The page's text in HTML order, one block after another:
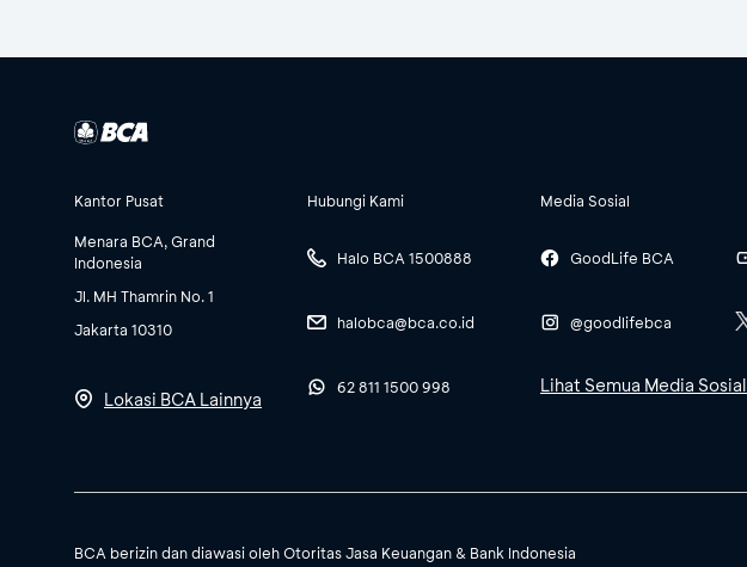
Kantor Pusat
Menara BCA, Grand
Indonesia
Jl. MH Thamrin No. 1
Jakarta 10310
Lokasi BCA Lainnya
Hubungi Kami
Halo BCA 1500888
halobca@bca.co.id
62 811 1500 998
Media Sosial
GoodLife BCA
@goodlifebca
Lihat Semua Media Sosial
BCA berizin dan diawasi oleh Otoritas Jasa Keuangan & Bank Indonesia